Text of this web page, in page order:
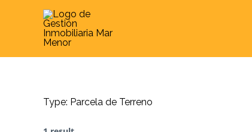
Type: Parcela de Terreno